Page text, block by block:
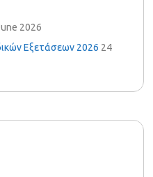
2026
Εξετάσεων 2026 24